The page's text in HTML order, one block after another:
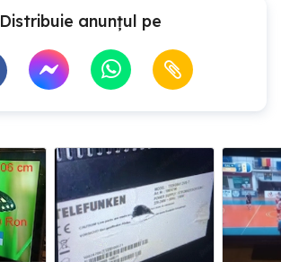
Distribuie anunțul pe